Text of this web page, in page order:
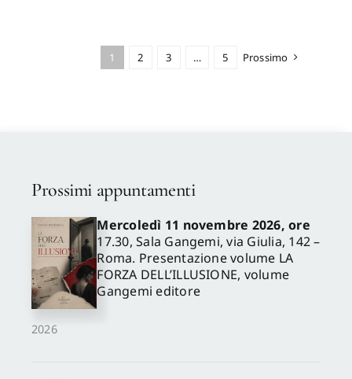
1 2 3 … 5 Prossimo
Prossimi appuntamenti
2026
Mercoledì 11 novembre 2026, ore
17.30, Sala Gangemi, via Giulia, 142 –
Roma. Presentazione volume LA
FORZA DELL’ILLUSIONE, volume
Gangemi editore